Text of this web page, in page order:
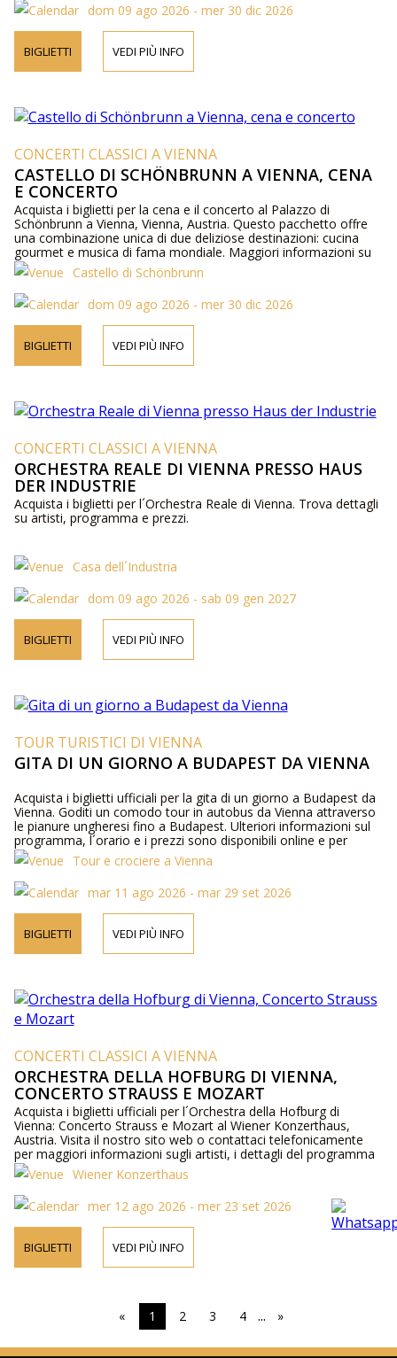
dom 09 ago 2026 - mer 30 dic 2026
BIGLIETTI VEDI PIÙ INFO
CONCERTI CLASSICI A VIENNA
CASTELLO DI SCHÖNBRUNN A VIENNA, CENA
E CONCERTO
Acquista i biglietti per la cena e il concerto al Palazzo di
Schönbrunn a Vienna, Vienna, Austria. Questo pacchetto offre
una combinazione unica di due deliziose destinazioni: cucina
gourmet e musica di fama mondiale. Maggiori informazioni su
artisti, programma e prezzi online e per telefono.
Castello di Schönbrunn
dom 09 ago 2026 - mer 30 dic 2026
BIGLIETTI VEDI PIÙ INFO
CONCERTI CLASSICI A VIENNA
ORCHESTRA REALE DI VIENNA PRESSO HAUS
DER INDUSTRIE
Acquista i biglietti per l´Orchestra Reale di Vienna. Trova dettagli
su artisti, programma e prezzi.
Casa dell´Industria
dom 09 ago 2026 - sab 09 gen 2027
BIGLIETTI VEDI PIÙ INFO
TOUR TURISTICI DI VIENNA
GITA DI UN GIORNO A BUDAPEST DA VIENNA
Acquista i biglietti ufficiali per la gita di un giorno a Budapest da
Vienna. Goditi un comodo tour in autobus da Vienna attraverso
le pianure ungheresi fino a Budapest. Ulteriori informazioni sul
programma, l´orario e i prezzi sono disponibili online e per
telefono.
Tour e crociere a Vienna
mar 11 ago 2026 - mar 29 set 2026
BIGLIETTI VEDI PIÙ INFO
CONCERTI CLASSICI A VIENNA
ORCHESTRA DELLA HOFBURG DI VIENNA,
CONCERTO STRAUSS E MOZART
Acquista i biglietti ufficiali per l´Orchestra della Hofburg di
Vienna: Concerto Strauss e Mozart al Wiener Konzerthaus,
Austria. Visita il nostro sito web o contattaci telefonicamente
per maggiori informazioni sugli artisti, i dettagli del programma
e i prezzi dei biglietti.Wiener Konzerthaus
mer 12 ago 2026 - mer 23 set 2026
BIGLIETTI VEDI PIÙ INFO
« 1 2 3 4 ... »